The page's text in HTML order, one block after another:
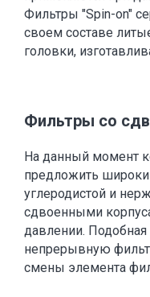
Фильтры "Spin-on"
своем составе
головки,
Фильтры со
На данный момент
предложить
углеродистой и
сдвоенными
давлении. Подобная
непрерывную
смены элемента